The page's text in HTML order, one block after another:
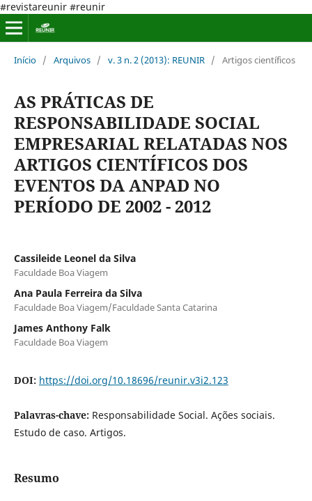
#revistareunir #reunir
Início / Arquivos / v. 3 n. 2 (2013): REUNIR / Artigos científicos
AS PRÁTICAS DE
RESPONSABILIDADE SOCIAL
EMPRESARIAL RELATADAS NOS
ARTIGOS CIENTÍFICOS DOS
EVENTOS DA ANPAD NO
PERÍODO DE 2002 - 2012
Cassileide Leonel da Silva
Faculdade Boa Viagem
Ana Paula Ferreira da Silva
Faculdade Boa Viagem/Faculdade Santa Catarina
James Anthony Falk
Faculdade Boa Viagem
DOI: https://doi.org/10.18696/reunir.v3i2.123
Palavras-chave: Responsabilidade Social. Ações sociais.
Estudo de caso. Artigos.
Resumo